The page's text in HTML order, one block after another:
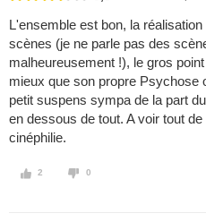
L'ensemble est bon, la
scènes (je ne parle pas des
malheureusement !), le gros
mieux que son propre Psychose
petit suspens sympa de la part
en dessous de tout. A voir tout
cinéphilie.
2 0